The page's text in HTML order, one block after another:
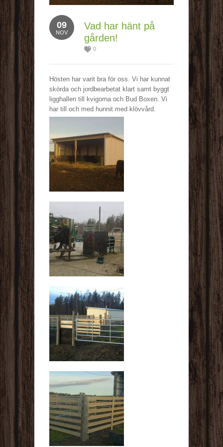
09
NOV
Vad har hänt på
gården!
0
Hösten har varit bra för oss. Vi har kunnat
skörda och jordbearbetat klart samt byggt
ligghallen till kvigorna och Bud Boxen. Vi
har till och med hunnit med klövvård.